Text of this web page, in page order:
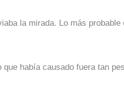
la mirada. Lo más
había causado fuera tan